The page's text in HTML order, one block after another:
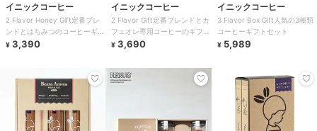
イニックコーヒー
2 Flavor Honey Gift定番ブレ
ンドとはちみつのコーヒーギフ
ト
¥ 3,390
イニックコーヒー
2 Flavor Gift定番ブレンドとカ
フェオレ専用コーヒーのギフト
セット
¥ 3,690
イニックコーヒー
3 Flavor Box Gift人気の3種類
コーヒーギフトセット
¥ 5,989